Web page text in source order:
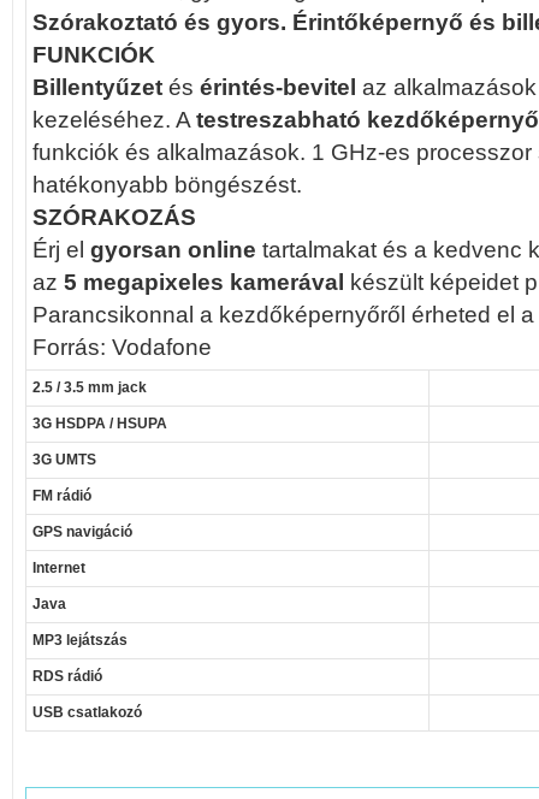
Szórakoztató és gyors. Érintőképernyő és
FUNKCIÓK
Billentyűzet és érintés-bevitel az
kezeléséhez. A testreszabható
funkciók és alkalmazások. 1 GHz-es
hatékonyabb böngészést.
SZÓRAKOZÁS
Érj el gyorsan online tartalmakat és a kedvenc
az 5 megapixeles kamerával
készült képeidet
Parancsikonnal a kezdőképernyőről érheted el
Forrás: Vodafone
2.5 / 3.5 mm jack
3G HSDPA / HSUPA
3G UMTS
FM rádió
GPS navigáció
Internet
Java
MP3 lejátszás
RDS rádió
USB csatlakozó